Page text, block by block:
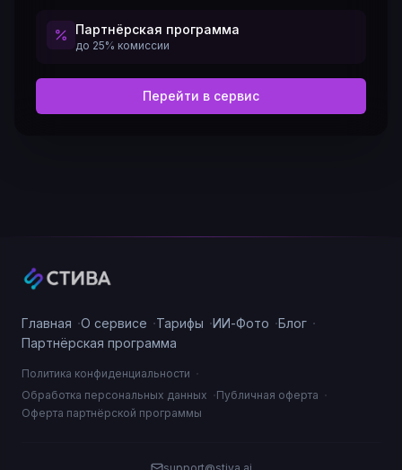
Партнёрская программа
до 25% комиссии
Перейти в сервис
Главная ·О сервисе ·Тарифы ·ИИ-Фото ·Блог ·
Партнёрская программа
Политика конфиденциальности ·
Обработка персональных данных ·Публичная оферта ·
Оферта партнёрской программы